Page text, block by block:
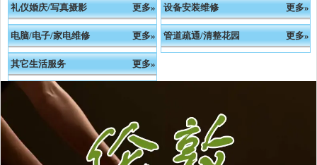
礼仪婚庆/写真摄影 更多» 设备安装维修 更多»
电脑/电子/家电维修 更多» 管道疏通/清整花园 更多»
其它生活服务 更多»